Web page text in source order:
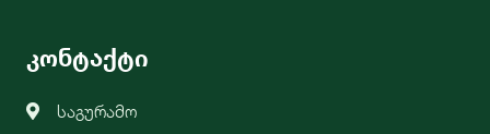
კონტაქტი
საგურამო